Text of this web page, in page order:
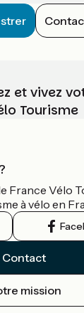
et vivez
Tourisme
France Vélo
à vélo en
Contact
mission